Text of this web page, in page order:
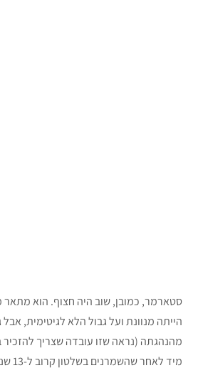
סטארמר, כמובן, שוב היה חצוף. הוא מתאר
הייתה מנוונת ועל גבול הלא לגיטימית,
מהנהגתה (נראה שזו עובדה שצריך להזכיר
מיד